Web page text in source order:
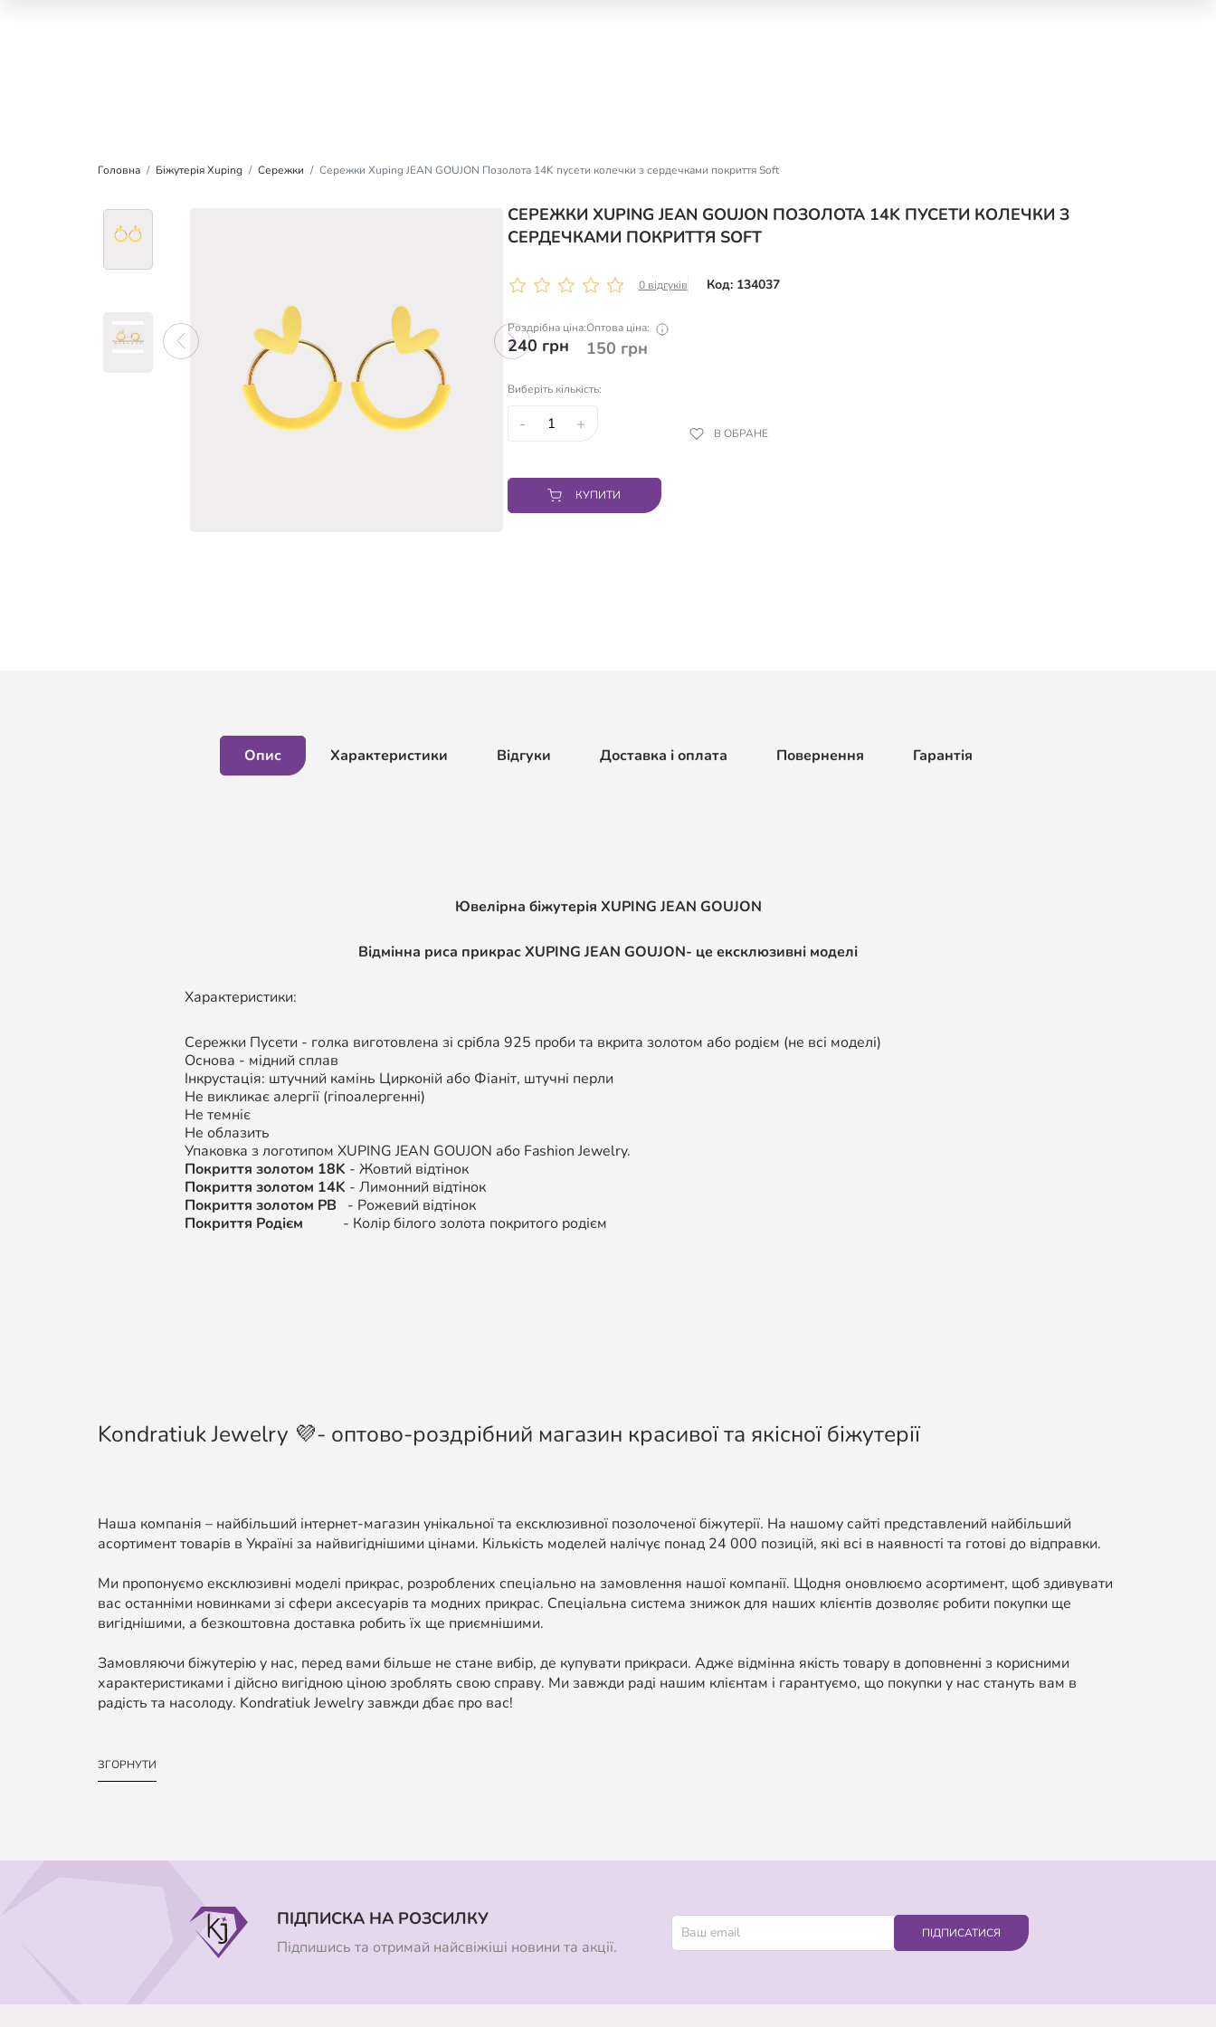
Головна Біжутерія Xuping Сережки Сережки Xuping JEAN GOUJON Позолота 14K пусети колечки з сердечками покриття Soft
СЕРЕЖКИ XUPING JEAN GOUJON ПОЗОЛОТА 14K ПУСЕТИ КОЛЕЧКИ З
СЕРДЕЧКАМИ ПОКРИТТЯ SOFT
0 відгуків Код: 134037
Роздрібна ціна:
240 грн
Оптова ціна:
150 грн
Виберіть кількість:
- + В ОБРАНЕ
КУПИТИ
Опис Характеристики Відгуки Доставка і оплата Повернення Гарантія
Ювелірна біжутерія XUPING JEAN GOUJON
Відмінна риса прикрас XUPING JEAN GOUJON- це ексклюзивні моделі
Характеристики:
Сережки Пусети - голка виготовлена зі срібла 925 проби та вкрита золотом або родієм (не всі моделі)
Основа - мідний сплав
Інкрустація: штучний камінь Цирконій або Фіаніт, штучні перли
Не викликає алергії (гіпоалергенні)
Не темніє
Не облазить
Упаковка з логотипом XUPING JEAN GOUJON або Fashion Jewelry.
Покриття золотом 18K - Жовтий відтінок
Покриття золотом 14K - Лимонний відтінок
Покриття золотом РВ - Рожевий відтінок
Покриття Родієм - Колір білого золота покритого родієм
Kondratiuk Jewelry 💜- оптово-роздрібний магазин красивої та якісної біжутерії
Наша компанія – найбільший інтернет-магазин унікальної та ексклюзивної позолоченої біжутерії. На нашому сайті представлений найбільший
асортимент товарів в Україні за найвигіднішими цінами. Кількість моделей налічує понад 24 000 позицій, які всі в наявності та готові до відправки.
Ми пропонуємо ексклюзивні моделі прикрас, розроблених спеціально на замовлення нашої компанії. Щодня оновлюємо асортимент, щоб здивувати
вас останніми новинками зі сфери аксесуарів та модних прикрас. Спеціальна система знижок для наших клієнтів дозволяє робити покупки ще
вигіднішими, а безкоштовна доставка робить їх ще приємнішими.
Замовляючи біжутерію у нас, перед вами більше не стане вибір, де купувати прикраси. Адже відмінна якість товару в доповненні з корисними
характеристиками і дійсно вигідною ціною зроблять свою справу. Ми завжди раді нашим клієнтам і гарантуємо, що покупки у нас стануть вам в
радість та насолоду. Kondratiuk Jewelry завжди дбає про вас!
ЗГОРНУТИ
ПІДПИСКА НА РОЗСИЛКУ
Підпишись та отримай найсвіжіші новини та акції.
ПІДПИСАТИСЯ